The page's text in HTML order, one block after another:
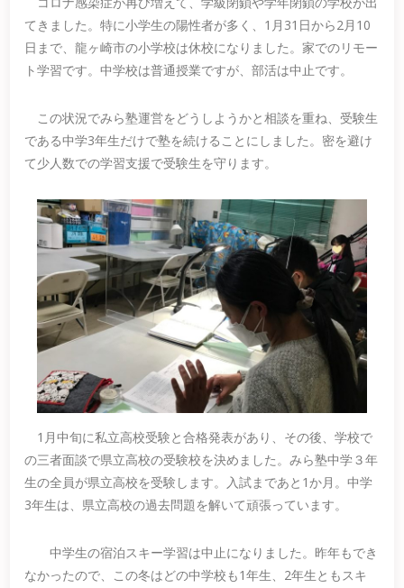
てきました。特に小学生の陽性者が多く、1月31日から2月10
日まで、龍ヶ崎市の小学校は休校になりました。家でのリモー
ト学習です。中学校は普通授業ですが、部活は中止です。
この状況でみら塾運営をどうしようかと相談を重ね、受験生
である中学3年生だけで塾を続けることにしました。密を避け
て少人数での学習支援で受験生を守ります。
1月中旬に私立高校受験と合格発表があり、その後、学校で
の三者面談で県立高校の受験校を決めました。みら塾中学３年
生の全員が県立高校を受験します。入試まであと1か月。中学
3年生は、県立高校の過去問題を解いて頑張っています。
中学生の宿泊スキー学習は中止になりました。昨年もでき
なかったので、この冬はどの中学校も1年生、2年生ともスキ